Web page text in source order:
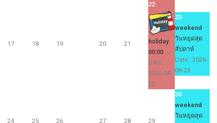
17 18 19 20 21
22
holiday
00:00
Date :
2026-08-
22
23
weekend
วันหยุดสุด
สัปดาห์
Date : 2026-
08-23
24 25 26 27 28 29
30
weekend
วันหยุดสุด